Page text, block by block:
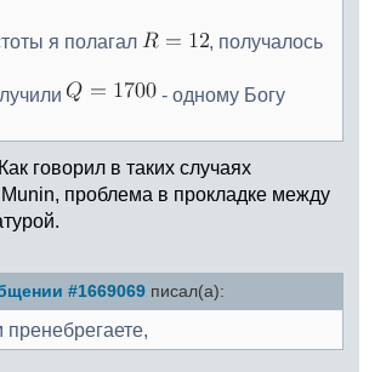
я полагал
, получалось
- одному Богу
Как говорил в таких случаях
проблема в прокладке между
#1669069 писал(а):